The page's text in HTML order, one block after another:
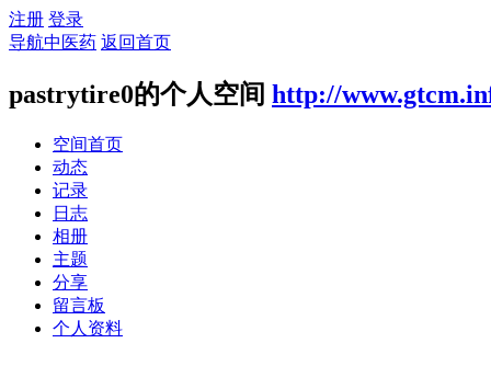
注册 登录
导航中医药 返回首页
pastrytire0的个人空间 http://
空间首页
动态
记录
日志
相册
主题
分享
留言板
个人资料